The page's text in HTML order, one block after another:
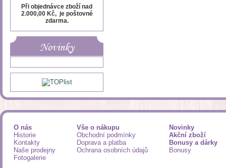
Při objednávce zboží nad
2.000,00 Kč, je poštovné
zdarma.
Novinky
O nás
Historie
Kontakty
Naše prodejny
Fotogalerie
Vše o nákupu
Obchodní podmínky
Doprava a platba
Ochrana osobních údajů
Novinky
Akční zboží
Bonusy a dárky
Bonusy